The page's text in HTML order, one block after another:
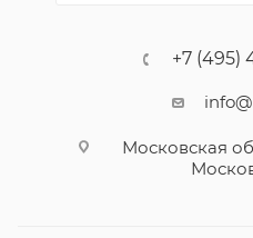
+7 (495)
Московская